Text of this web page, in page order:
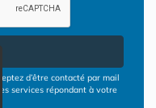
d’être contacté par mail
services répondant à votre